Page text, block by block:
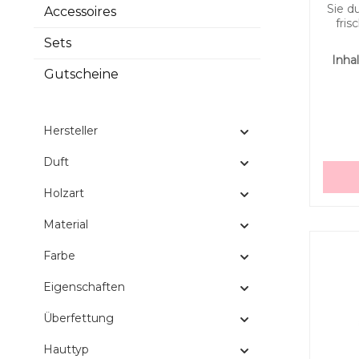
Accessoires
Sets
Gutscheine
Hersteller
Duft
Holzart
Material
Farbe
Eigenschaften
Überfettung
Hauttyp
Sie
ist
die